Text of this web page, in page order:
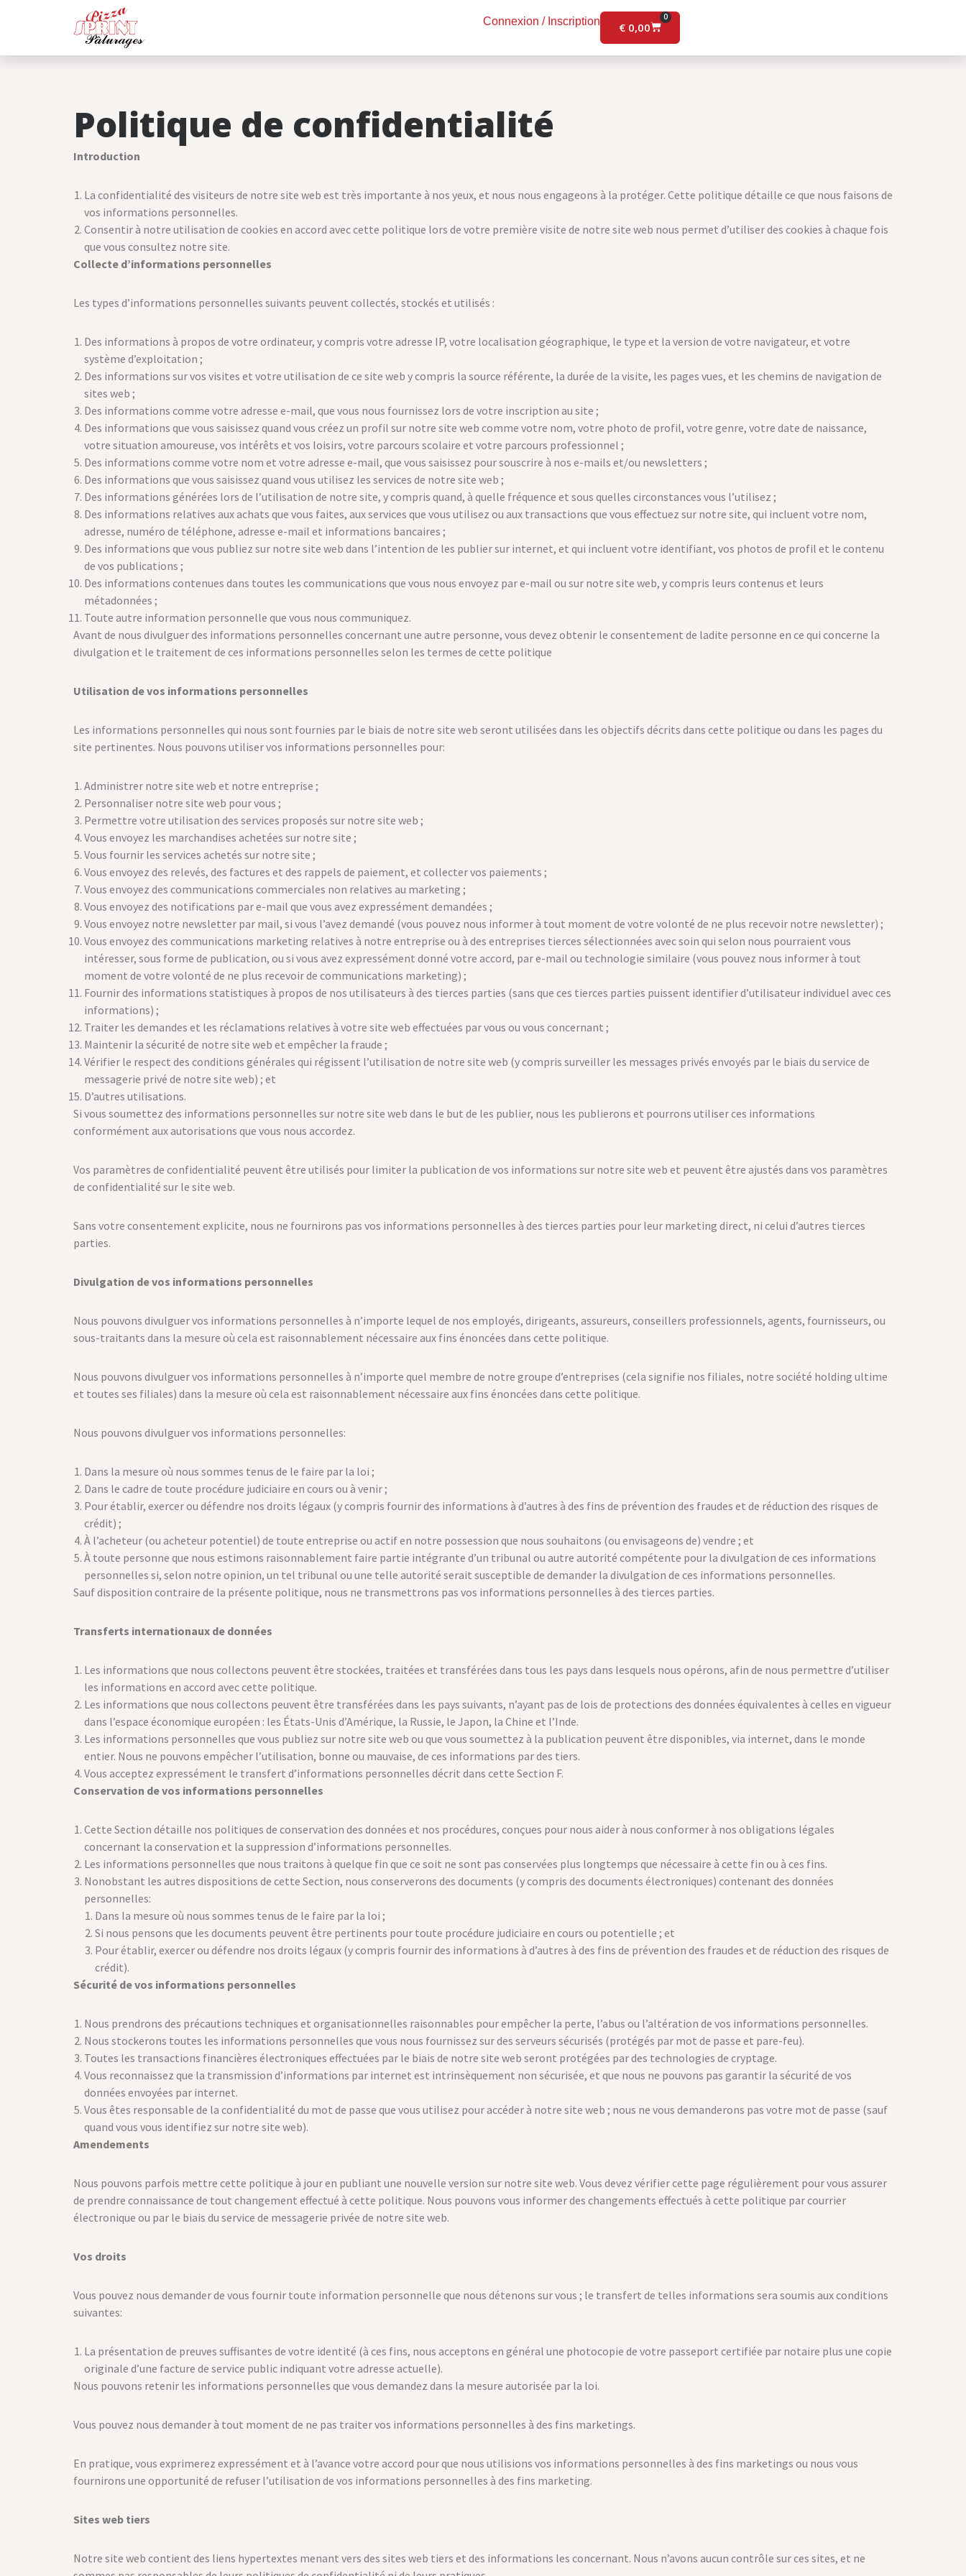
au
Connexion / Inscription € 0,00
0
Politique de confidentialité
Introduction
La confidentialité des visiteurs de notre site web est très importante à nos yeux, et nous nous engageons à la protéger. Cette politique détaille ce que nous faisons de
vos informations personnelles.
Consentir à notre utilisation de cookies en accord avec cette politique lors de votre première visite de notre site web nous permet d’utiliser des cookies à chaque fois
que vous consultez notre site.
Collecte d’informations personnelles
Les types d’informations personnelles suivants peuvent collectés, stockés et utilisés :
Des informations à propos de votre ordinateur, y compris votre adresse IP, votre localisation géographique, le type et la version de votre navigateur, et votre
système d’exploitation ;
Des informations sur vos visites et votre utilisation de ce site web y compris la source référente, la durée de la visite, les pages vues, et les chemins de navigation de
sites web ;
Des informations comme votre adresse e-mail, que vous nous fournissez lors de votre inscription au site ;
Des informations que vous saisissez quand vous créez un profil sur notre site web comme votre nom, votre photo de profil, votre genre, votre date de naissance,
votre situation amoureuse, vos intérêts et vos loisirs, votre parcours scolaire et votre parcours professionnel ;
Des informations comme votre nom et votre adresse e-mail, que vous saisissez pour souscrire à nos e-mails et/ou newsletters ;
Des informations que vous saisissez quand vous utilisez les services de notre site web ;
Des informations générées lors de l’utilisation de notre site, y compris quand, à quelle fréquence et sous quelles circonstances vous l’utilisez ;
Des informations relatives aux achats que vous faites, aux services que vous utilisez ou aux transactions que vous effectuez sur notre site, qui incluent votre nom,
adresse, numéro de téléphone, adresse e-mail et informations bancaires ;
Des informations que vous publiez sur notre site web dans l’intention de les publier sur internet, et qui incluent votre identifiant, vos photos de profil et le contenu
de vos publications ;
Des informations contenues dans toutes les communications que vous nous envoyez par e-mail ou sur notre site web, y compris leurs contenus et leurs
métadonnées ;
Toute autre information personnelle que vous nous communiquez.
Avant de nous divulguer des informations personnelles concernant une autre personne, vous devez obtenir le consentement de ladite personne en ce qui concerne la
divulgation et le traitement de ces informations personnelles selon les termes de cette politique
Utilisation de vos informations personnelles
Les informations personnelles qui nous sont fournies par le biais de notre site web seront utilisées dans les objectifs décrits dans cette politique ou dans les pages du
site pertinentes. Nous pouvons utiliser vos informations personnelles pour:
Administrer notre site web et notre entreprise ;
Personnaliser notre site web pour vous ;
Permettre votre utilisation des services proposés sur notre site web ;
Vous envoyez les marchandises achetées sur notre site ;
Vous fournir les services achetés sur notre site ;
Vous envoyez des relevés, des factures et des rappels de paiement, et collecter vos paiements ;
Vous envoyez des communications commerciales non relatives au marketing ;
Vous envoyez des notifications par e-mail que vous avez expressément demandées ;
Vous envoyez notre newsletter par mail, si vous l’avez demandé (vous pouvez nous informer à tout moment de votre volonté de ne plus recevoir notre newsletter) ;
Vous envoyez des communications marketing relatives à notre entreprise ou à des entreprises tierces sélectionnées avec soin qui selon nous pourraient vous
intéresser, sous forme de publication, ou si vous avez expressément donné votre accord, par e-mail ou technologie similaire (vous pouvez nous informer à tout
moment de votre volonté de ne plus recevoir de communications marketing) ;
Fournir des informations statistiques à propos de nos utilisateurs à des tierces parties (sans que ces tierces parties puissent identifier d’utilisateur individuel avec ces
informations) ;
Traiter les demandes et les réclamations relatives à votre site web effectuées par vous ou vous concernant ;
Maintenir la sécurité de notre site web et empêcher la fraude ;
Vérifier le respect des conditions générales qui régissent l’utilisation de notre site web (y compris surveiller les messages privés envoyés par le biais du service de
messagerie privé de notre site web) ; et
D’autres utilisations.
Si vous soumettez des informations personnelles sur notre site web dans le but de les publier, nous les publierons et pourrons utiliser ces informations
conformément aux autorisations que vous nous accordez.
Vos paramètres de confidentialité peuvent être utilisés pour limiter la publication de vos informations sur notre site web et peuvent être ajustés dans vos paramètres
de confidentialité sur le site web.
Sans votre consentement explicite, nous ne fournirons pas vos informations personnelles à des tierces parties pour leur marketing direct, ni celui d’autres tierces
parties.
Divulgation de vos informations personnelles
Nous pouvons divulguer vos informations personnelles à n’importe lequel de nos employés, dirigeants, assureurs, conseillers professionnels, agents, fournisseurs, ou
sous-traitants dans la mesure où cela est raisonnablement nécessaire aux fins énoncées dans cette politique.
Nous pouvons divulguer vos informations personnelles à n’importe quel membre de notre groupe d’entreprises (cela signifie nos filiales, notre société holding ultime
et toutes ses filiales) dans la mesure où cela est raisonnablement nécessaire aux fins énoncées dans cette politique.
Nous pouvons divulguer vos informations personnelles:
Dans la mesure où nous sommes tenus de le faire par la loi ;
Dans le cadre de toute procédure judiciaire en cours ou à venir ;
Pour établir, exercer ou défendre nos droits légaux (y compris fournir des informations à d’autres à des fins de prévention des fraudes et de réduction des risques de
crédit) ;
À l’acheteur (ou acheteur potentiel) de toute entreprise ou actif en notre possession que nous souhaitons (ou envisageons de) vendre ; et
À toute personne que nous estimons raisonnablement faire partie intégrante d’un tribunal ou autre autorité compétente pour la divulgation de ces informations
personnelles si, selon notre opinion, un tel tribunal ou une telle autorité serait susceptible de demander la divulgation de ces informations personnelles.
Sauf disposition contraire de la présente politique, nous ne transmettrons pas vos informations personnelles à des tierces parties.
Transferts internationaux de données
Les informations que nous collectons peuvent être stockées, traitées et transférées dans tous les pays dans lesquels nous opérons, afin de nous permettre d’utiliser
les informations en accord avec cette politique.
Les informations que nous collectons peuvent être transférées dans les pays suivants, n’ayant pas de lois de protections des données équivalentes à celles en vigueur
dans l’espace économique européen : les États-Unis d’Amérique, la Russie, le Japon, la Chine et l’Inde.
Les informations personnelles que vous publiez sur notre site web ou que vous soumettez à la publication peuvent être disponibles, via internet, dans le monde
entier. Nous ne pouvons empêcher l’utilisation, bonne ou mauvaise, de ces informations par des tiers.
Vous acceptez expressément le transfert d’informations personnelles décrit dans cette Section F.
Conservation de vos informations personnelles
Cette Section détaille nos politiques de conservation des données et nos procédures, conçues pour nous aider à nous conformer à nos obligations légales
concernant la conservation et la suppression d’informations personnelles.
Les informations personnelles que nous traitons à quelque fin que ce soit ne sont pas conservées plus longtemps que nécessaire à cette fin ou à ces fins.
Nonobstant les autres dispositions de cette Section, nous conserverons des documents (y compris des documents électroniques) contenant des données
personnelles:
Dans la mesure où nous sommes tenus de le faire par la loi ;
Si nous pensons que les documents peuvent être pertinents pour toute procédure judiciaire en cours ou potentielle ; et
Pour établir, exercer ou défendre nos droits légaux (y compris fournir des informations à d’autres à des fins de prévention des fraudes et de réduction des risques de
crédit).
Sécurité de vos informations personnelles
Nous prendrons des précautions techniques et organisationnelles raisonnables pour empêcher la perte, l’abus ou l’altération de vos informations personnelles.
Nous stockerons toutes les informations personnelles que vous nous fournissez sur des serveurs sécurisés (protégés par mot de passe et pare-feu).
Toutes les transactions financières électroniques effectuées par le biais de notre site web seront protégées par des technologies de cryptage.
Vous reconnaissez que la transmission d’informations par internet est intrinsèquement non sécurisée, et que nous ne pouvons pas garantir la sécurité de vos
données envoyées par internet.
Vous êtes responsable de la confidentialité du mot de passe que vous utilisez pour accéder à notre site web ; nous ne vous demanderons pas votre mot de passe (sauf
quand vous vous identifiez sur notre site web).
Amendements
Nous pouvons parfois mettre cette politique à jour en publiant une nouvelle version sur notre site web. Vous devez vérifier cette page régulièrement pour vous assurer
de prendre connaissance de tout changement effectué à cette politique. Nous pouvons vous informer des changements effectués à cette politique par courrier
électronique ou par le biais du service de messagerie privée de notre site web.
Vos droits
Vous pouvez nous demander de vous fournir toute information personnelle que nous détenons sur vous ; le transfert de telles informations sera soumis aux conditions
suivantes:
La présentation de preuves suffisantes de votre identité (à ces fins, nous acceptons en général une photocopie de votre passeport certifiée par notaire plus une copie
originale d’une facture de service public indiquant votre adresse actuelle).
Nous pouvons retenir les informations personnelles que vous demandez dans la mesure autorisée par la loi.
Vous pouvez nous demander à tout moment de ne pas traiter vos informations personnelles à des fins marketings.
En pratique, vous exprimerez expressément et à l’avance votre accord pour que nous utilisions vos informations personnelles à des fins marketings ou nous vous
fournirons une opportunité de refuser l’utilisation de vos informations personnelles à des fins marketing.
Sites web tiers
Notre site web contient des liens hypertextes menant vers des sites web tiers et des informations les concernant. Nous n’avons aucun contrôle sur ces sites, et ne